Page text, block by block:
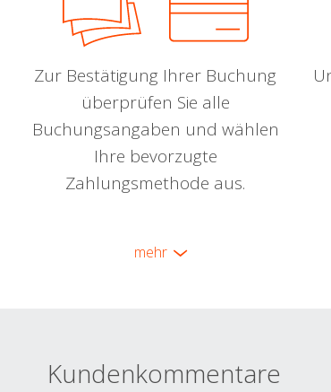
Zur Bestätigung Ihrer Buchung
überprüfen Sie alle
Buchungsangaben und wählen
Ihre bevorzugte
Zahlungsmethode aus.
mehr
Kundenkommentare